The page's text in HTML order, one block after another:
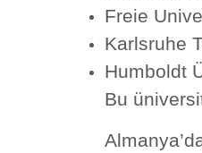
Freie
Karlsruhe
Humboldt
Bu